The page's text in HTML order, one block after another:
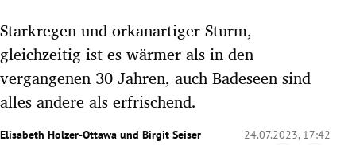
Untermenü
Untermenü
Untermenü
Untermenü
Starkregen und orkanartiger Sturm,
gleichzeitig ist es wärmer als in den
vergangenen 30 Jahren, auch Badeseen sind
alles andere als erfrischend.
Elisabeth Holzer-Ottawa und Birgit Seiser 24.07.2023, 17:42